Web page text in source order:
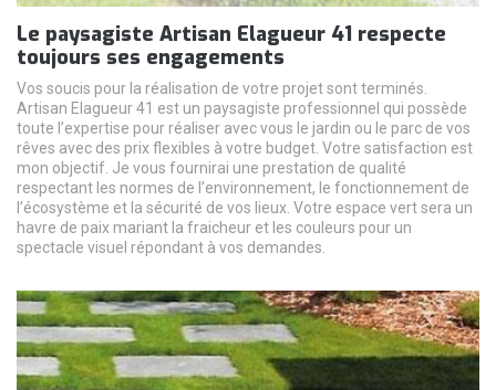
Le paysagiste Artisan Elagueur 41 respecte
toujours ses engagements
Vos soucis pour la réalisation de votre projet sont terminés.
Artisan Elagueur 41 est un paysagiste professionnel qui possède
toute l’expertise pour réaliser avec vous le jardin ou le parc de vos
rêves avec des prix flexibles à votre budget. Votre satisfaction est
mon objectif. Je vous fournirai une prestation de qualité
respectant les normes de l’environnement, le fonctionnement de
l’écosystème et la sécurité de vos lieux. Votre espace vert sera un
havre de paix mariant la fraicheur et les couleurs pour un
spectacle visuel répondant à vos demandes.